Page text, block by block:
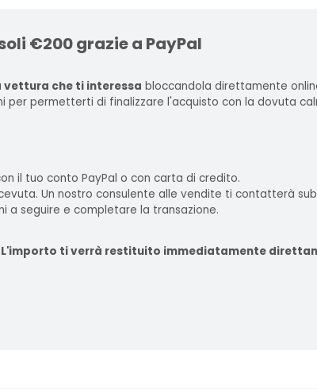
€200 grazie a PayPal
che ti interessa bloccandola direttamente
per permetterti di finalizzare l'acquisto con la dovuta
il tuo conto PayPal o con carta di credito.
Un nostro consulente alle vendite ti contatterà
a seguire e completare la transazione.
L'importo ti verrà restituito immediatamente